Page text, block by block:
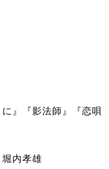
』『影法師』『恋唄
堀内孝雄